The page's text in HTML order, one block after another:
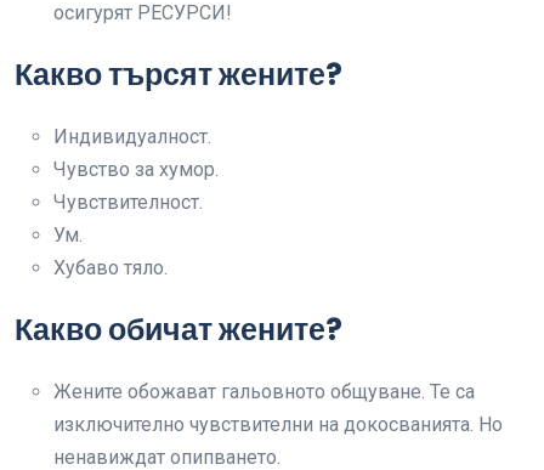
осигурят РЕСУРСИ!
Какво търсят жените?
Индивидуалност.
Чувство за хумор.
Чувствителност.
Ум.
Хубаво тяло.
Какво обичат жените?
Жените обожават гальовното общуване. Те са
изключително чувствителни на докосванията. Но
ненавиждат опипването.